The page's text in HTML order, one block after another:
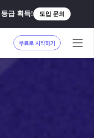
급 획득! 도입 문의
무료로 시작하기